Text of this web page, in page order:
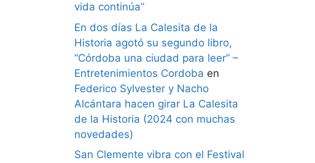
vida continúa”
En dos días La Calesita de la
Historia agotó su segundo libro,
“Córdoba una ciudad para leer” –
Entretenimientos Cordoba en
Federico Sylvester y Nacho
Alcántara hacen girar La Calesita
de la Historia (2024 con muchas
novedades)
San Clemente vibra con el Festival